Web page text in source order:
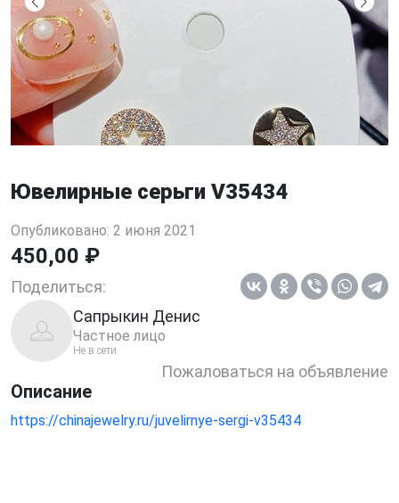
Ювелирные серьги V35434
Опубликовано: 2 июня 2021
450,00 ₽
Поделиться:
Сапрыкин Денис
Частное лицо
Не в сети
Пожаловаться на объявление
Описание
https://chinajewelry.ru/juvelirnye-sergi-v35434